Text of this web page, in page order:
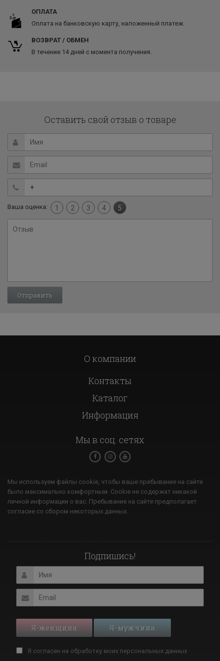
ОПЛАТА
Оплата на банковскую карту, наложенный платеж.
ВОЗВРАТ / ОБМЕН
В течение 14 дней с момента получения.
Оставить свой отзыв о товаре
Ваша оценка: 1 2 3 4 5
О компании
Контакты
Каталог
Информация
Мы в соц. сетях
Мы используем файлы cookie, чтобы ваше пребывание на сайте
было максимально комфортным. Cookie не содержат никакой
личной информации о вас. Пребывание на сайте предполагает
согласие со сбором некоторых данных.
Подпишись!
Я-женщина Я-мужчина
Я согласен на обработку моих персональных данных